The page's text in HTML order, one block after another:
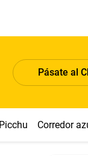
Pásate al
Corredor